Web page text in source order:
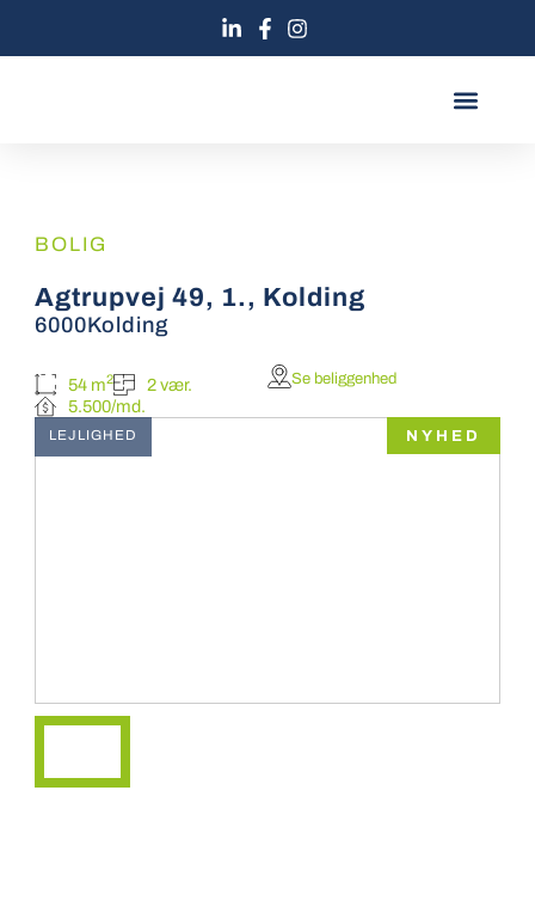
BOLIG
Agtrupvej 49, 1., Kolding
6000Kolding
54 m2
2 vær.
5.500/md.
Se beliggenhed
NYHED
LEJLIGHED